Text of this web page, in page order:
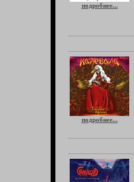
подробнее...
подробнее...